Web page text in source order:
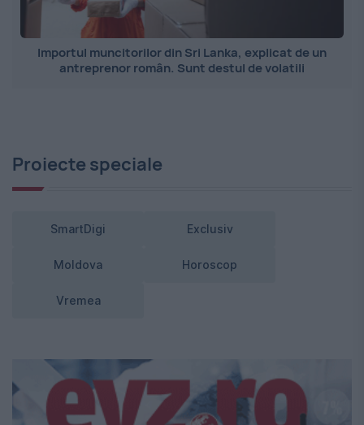
Importul muncitorilor din Sri Lanka, explicat de un
antreprenor român. Sunt destul de volatili
Proiecte speciale
SmartDigi Exclusiv
Moldova Horoscop
Vremea